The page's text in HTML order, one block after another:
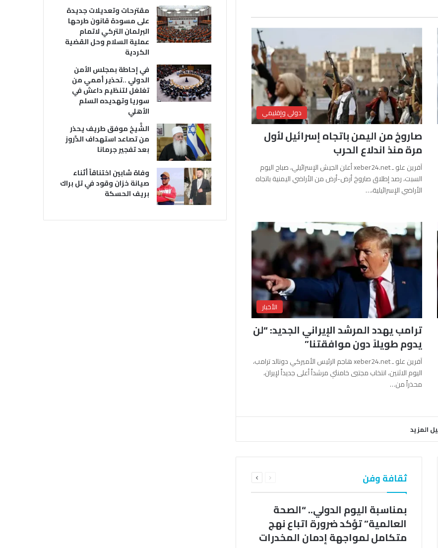
دولي وإقليمي
صاروخ من اليمن باتجاه إسرائيل لأول
مرة منذ اندلاع الحرب
آفرين علو ـ xeber24.net أعلن الجيش الإسرائيلي، صباح اليوم
السبت، رصد إطلاق صاروخ أرض-أرض من الأراضي اليمنية باتجاه
الأراضي الإسرائيلية،…
الأخبار
ترامب يهدد المرشد الإيراني الجديد: “لن
يدوم طويلاً دون موافقتنا”
آفرين علو ـ xeber24.net هاجم الرئيس الأميركي دونالد ترامب،
اليوم الاثنين، انتخاب مجتبى خامنئي مرشداً أعلى جديداً لإيران،
محذراً من…
المزيد
ثقافة وفن الصفحةالصفحة
بمناسبة اليوم الدولي.. “الصحة
العالمية” تؤكد ضرورة اتباع نهج
متكامل لمواجهة إدمان المخدرات
مقترحات وتعديلات جديدة
على مسودة قانون طرحها
البرلمان التركي لاتمام
عملية السلام وحل القضية
الكردية
في إحاطة بمجلس الأمن
الدولي ..تحذير أممي من
تغلغل لتنظيم داعش في
سوريا وتهديده السلم
الأهلي
الشَّيخ موفق طريف يحذر
من تصاعد استهداف الدَّروز
بعد تفجير جرمانا
وفاة شابين اختناقاً أثناء
صيانة خزان وقود في تل براك
بريف الحسكة